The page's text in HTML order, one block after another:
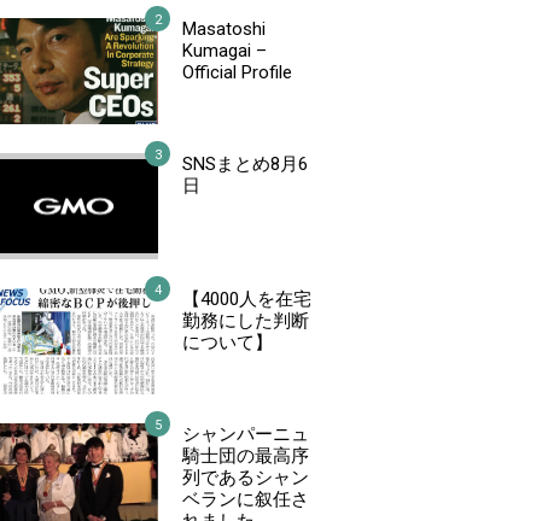
Masatoshi
Kumagai –
Official Profile
SNSまとめ8月6
日
【4000人を在宅
勤務にした判断
について】
シャンパーニュ
騎士団の最高序
列であるシャン
ベランに叙任さ